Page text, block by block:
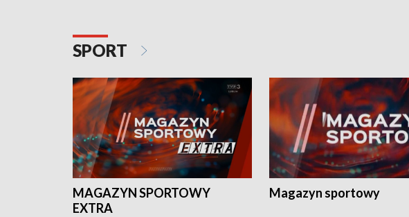
SPORT
MAGAZYN SPORTOWY
EXTRA
Magazyn sportowy